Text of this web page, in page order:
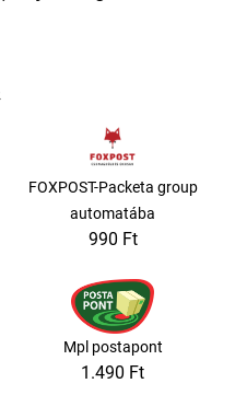
FOXPOST-Packeta group
automatába
990 Ft
Mpl postapont
1.490 Ft